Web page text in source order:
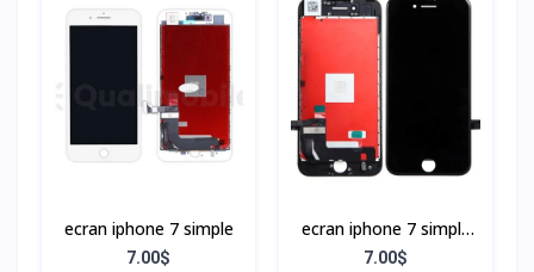
ecran iphone 7 simple
7.00$
ecran iphone 7 simple
Noir
7.00$